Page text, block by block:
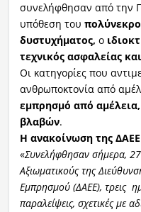
συνελήφθησαν από την
υπόθεση του
δυστυχήματος, ο
τεχνικός ασφαλείας
Οι κατηγορίες που
ανθρωποκτονία από
εμπρησμό από
βλαβών.
Η ανακοίνωση της
«Συνελήφθησαν σήμερα,
Αξιωματικούς της
Εμπρησμού (ΔΑΕΕ), τρεις
παραλείψεις, σχετικές με